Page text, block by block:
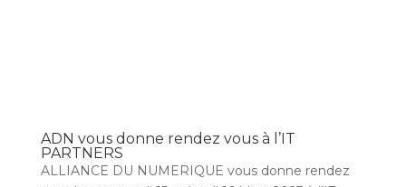
ADN vous donne rendez vous à l’IT
PARTNERS
ALLIANCE DU NUMERIQUE vous donne rendez